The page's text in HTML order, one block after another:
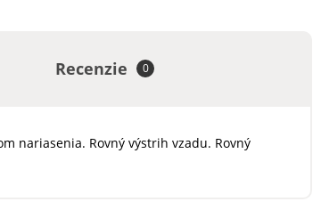
Recenzie 0
nariasenia. Rovný výstrih vzadu. Rovný